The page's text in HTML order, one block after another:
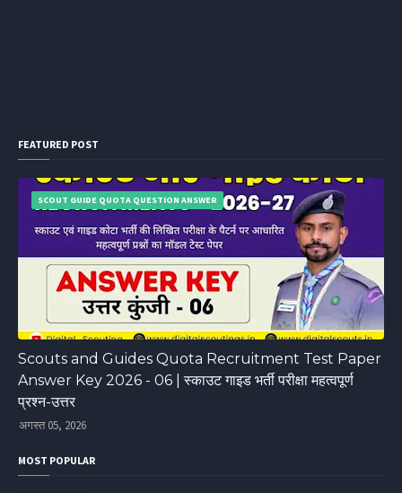
FEATURED POST
SCOUT GUIDE QUOTA QUESTION ANSWER
Scouts and Guides Quota Recruitment Test Paper
Answer Key 2026 - 06 | स्काउट गाइड भर्ती परीक्षा महत्वपूर्ण
प्रश्न-उत्तर
अगस्त 05, 2026
MOST POPULAR